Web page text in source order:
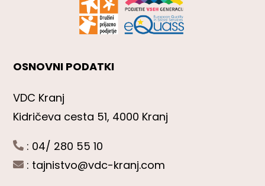
OSNOVNI PODATKI
VDC Kranj
Kidričeva cesta 51, 4000 Kranj
: 04/ 280 55 10
: tajnistvo@vdc-kranj.com